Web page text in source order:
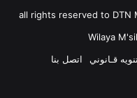
all rights reserved to DTN
قـانوني اتصل بنا